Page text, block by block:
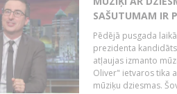
SAŠUTUMAM IR
Pēdējā pusgada
prezidenta
atļaujas izmanto
Oliver" ietvaros tika
mūziķu dziesmas.